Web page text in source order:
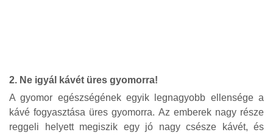
2. Ne igyál kávét üres gyomorra!
A gyomor egészségének egyik legnagyobb ellensége a
kávé fogyasztása üres gyomorra. Az emberek nagy része
reggeli helyett megiszik egy jó nagy csésze kávét, és